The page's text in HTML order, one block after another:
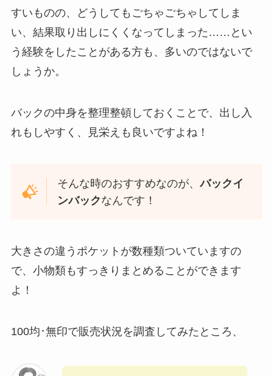
すいものの、どうしてもごちゃごちゃしてしま
い、結果取り出しにくくなってしまった……とい
う経験をしたことがある方も、多いのではないで
しょうか。
バックの中身を整理整頓しておくことで、出し入
れもしやすく、見栄えも良いですよね！
そんな時のおすすめなのが、バックイ
ンバックなんです！
大きさの違うポケットが数種類ついていますの
で、小物類もすっきりまとめることができます
よ！
100均･無印で販売状況を調査してみたところ、